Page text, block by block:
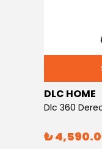
DLC HOME
₺